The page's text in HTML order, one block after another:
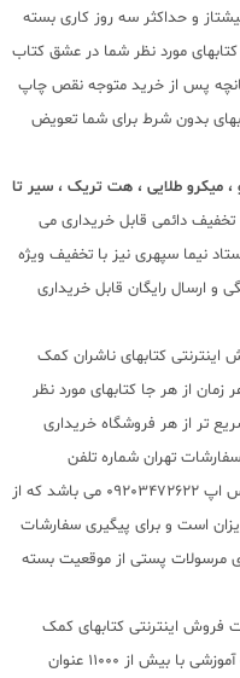
و حداکثر سه روز کاری بسته
مورد نظر شما در عشق کتاب
پس از خرید متوجه نقص چاپ
بدون شرط برای شما تعویض
، میکرو طلایی ، هت تریک ، سیر تا
دائمی قابل خریداری می
نیما سپهری نیز با تخفیف ویژه
و ارسال رایگان قابل خریداری
کتابهای ناشران کمک
از هر جا کتابهای مورد نظر
تر از هر فروشگاه خریداری
تهران شماره تلفن
پشتیبانی 02166484008 و شماره تلگرام یا واتس اپ 09203472622 می باشد که از
شما عزیزان است و برای پیگیری سفارشات
مرسولات پستی از موقعیت بسته
اینترنتی کتابهای کمک
آموزشی و نماینده مستقیم ناشران معتبر کمک آموزشی با بیش از 11000 عنوان